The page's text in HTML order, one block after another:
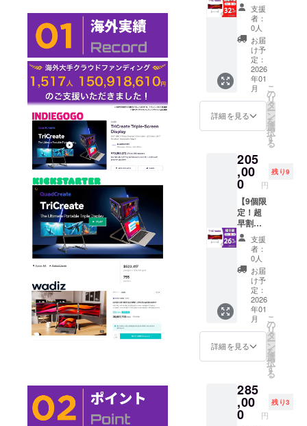
がる可
能性も
ござい
ます。
※類似商
品が発
生する
可能性
がある
点ご了
承頂い
た上で
ご支援
す様お
願い致
しま
す。 ※
デザイ
ン・仕
様は変
更にな
る可能
性もご
ざいま
す。ご
了承く
ださ
い。
造工程
上の都
合等に
より出
荷時期
が遅れ
る場合
があり
ます。
※皆様の
支援に
より量
産効率
した場
合、正
規販売
価格が
販売予
定価格
より下
がる可
能性も
ござい
ます。
※類似商
品が発
生する
可能性
がある
点ご了
承頂い
た上で
ご支援
す様お
願い致
しま
す。 ※
いま
す！ ※
一般販
売予定
価格：
139,990
円（税
込み）
※リター
ンはす
べて
税・送
料込み
になり
ます。
※ご注文
状況、
使用部
材の供
給状
況、製
造工程
上の都
合等に
より出
荷時期
が遅れ
る場合
があり
ます。
※皆様の
支援に
より量
が向上
した場
合、正
規販売
割】 リ
ターン
内容：
TriCrea
te トリ
プルモ
バイル
モニ
ター×3
セット
【一般
販売価
格の
F】 ご
支援い
ただ
き、あ
りがと
うござ
いま
す！ ※
一般販
売予定
価格：
279,980
円（税
込み）
※リター
ンはす
べて
税・送
料込み
の金額
ます。
※ご注文
状況、
使用部
支援
者：
0人
お届
け予
定：
2026
年01
月
詳細を見る
こ
の
リ
タ
ー
ン
を
選
択
す
る
205
,00
0 円
残り9
【9個限
定！超
早割】
リター
ン内
容：
TriCrea
te トリ
プルモ
バイル
モニ
ター×2
セット
【一般
販売価
格の
F】 ご
支援い
ただ
き、あ
支援
者：
0人
お届
け予
定：
2026
年01
月
詳細を見る
こ
の
リ
タ
ー
ン
を
選
択
す
る
285
,00
0 円
残り3